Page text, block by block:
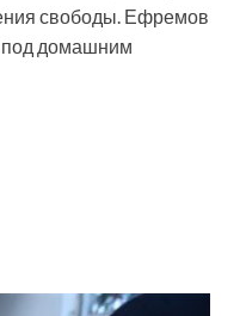
свободы. Ефремов
под домашним